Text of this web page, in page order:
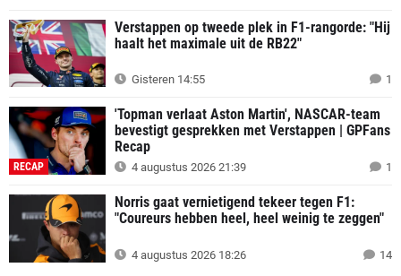
Verstappen op tweede plek in F1-rangorde: "Hij
haalt het maximale uit de RB22"
Gisteren 14:55 1
RECAP
'Topman verlaat Aston Martin', NASCAR-team
bevestigt gesprekken met Verstappen | GPFans
Recap
4 augustus 2026 21:39 1
Norris gaat vernietigend tekeer tegen F1:
"Coureurs hebben heel, heel weinig te zeggen"
4 augustus 2026 18:26 14